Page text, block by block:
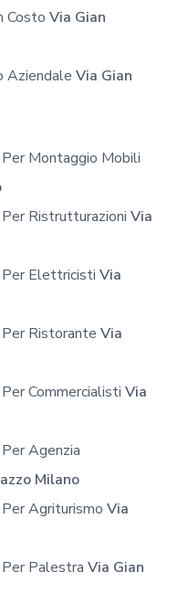
Costo Via Gian
Aziendale Via Gian
Montaggio Mobili
Ristrutturazioni Via
Elettricisti Via
Ristorante Via
Commercialisti Via
Agenzia
Milano
Agriturismo Via
Palestra Via Gian